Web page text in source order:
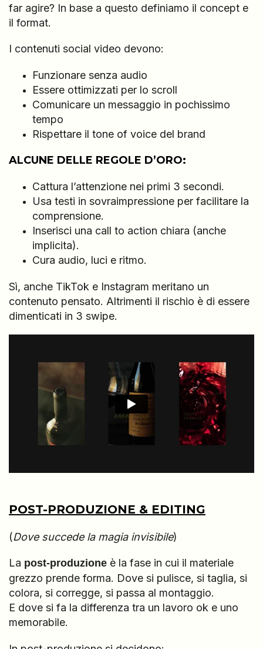
far agire? In base a questo definiamo il concept e
il format.
I contenuti social video devono:
Funzionare senza audio
Essere ottimizzati per lo scroll
Comunicare un messaggio in pochissimo
tempo
Rispettare il tone of voice del brand
ALCUNE DELLE REGOLE D’ORO:
Cattura l’attenzione nei primi 3 secondi.
Usa testi in sovraimpressione per facilitare la
comprensione.
Inserisci una call to action chiara (anche
implicita).
Cura audio, luci e ritmo.
Sì, anche TikTok e Instagram meritano un
contenuto pensato. Altrimenti il rischio è di essere
dimenticati in 3 swipe.
POST-PRODUZIONE & EDITING
(Dove succede la magia invisibile)
La post-produzione è la fase in cui il materiale
grezzo prende forma. Dove si pulisce, si taglia, si
colora, si corregge, si passa al montaggio.
E dove si fa la differenza tra un lavoro ok e uno
memorabile.